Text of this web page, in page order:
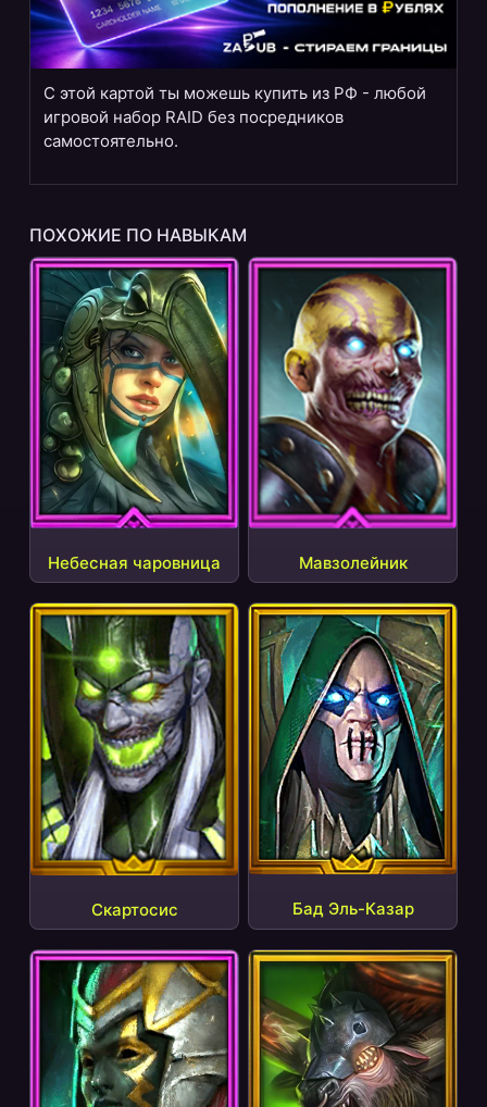
С этой картой ты можешь купить из РФ - любой
игровой набор RAID без посредников
самостоятельно.
ПОХОЖИЕ ПО НАВЫКАМ
Небесная чаровница Мавзолейник
Скартосис Бад Эль-Казар